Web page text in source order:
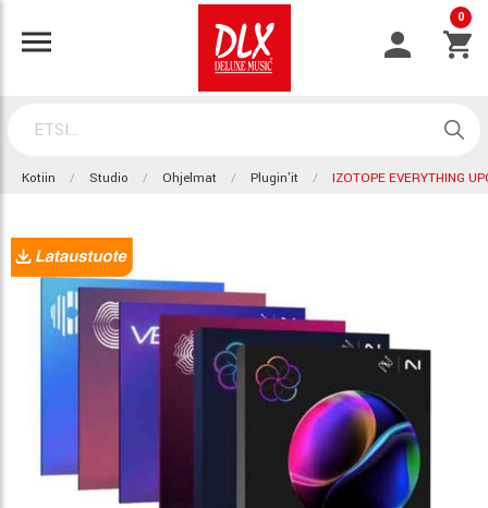
0
Kotiin Studio Ohjelmat Plugin'it IZOTOPE EVERYTHING